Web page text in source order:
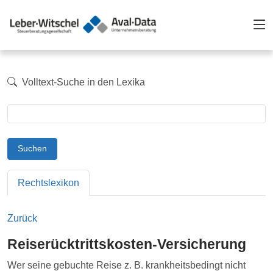
Volltext-Suche in den Lexika
Suchen
Rechtslexikon
Zurück
Reiserücktrittskosten-Versicherung
Wer seine gebuchte Reise z. B. krankheitsbedingt nicht